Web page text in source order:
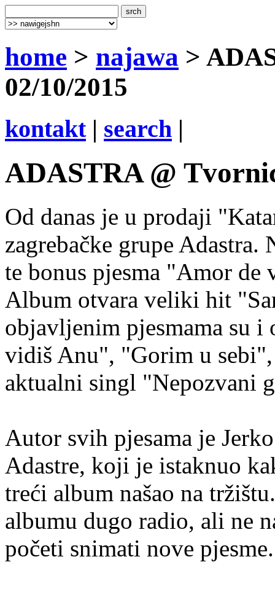
home > najawa >
02/10/2015
kontakt| search |
ADASTRA @
Od danas je u prodaji
zagrebačke grupe Adastra.
te bonus pjesma "Amor de
Album otvara veliki hit
objavljenim pjesmama su i
vidiš Anu", "Gorim u
aktualni singl "Nepozvani
Autor svih pjesama je
Adastre, koji je istaknuo
treći album našao na
albumu dugo radio, ali ne
početi snimati nove pjesme.